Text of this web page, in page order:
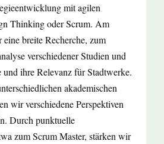
mit agilen
Thinking oder Scrum. Am
breite Recherche, zum
verschiedener Studien und
und ihre Relevanz für Stadtwerke.
akademischen
wir verschiedene Perspektiven
Durch punktuelle
zum Scrum Master, stärken wir